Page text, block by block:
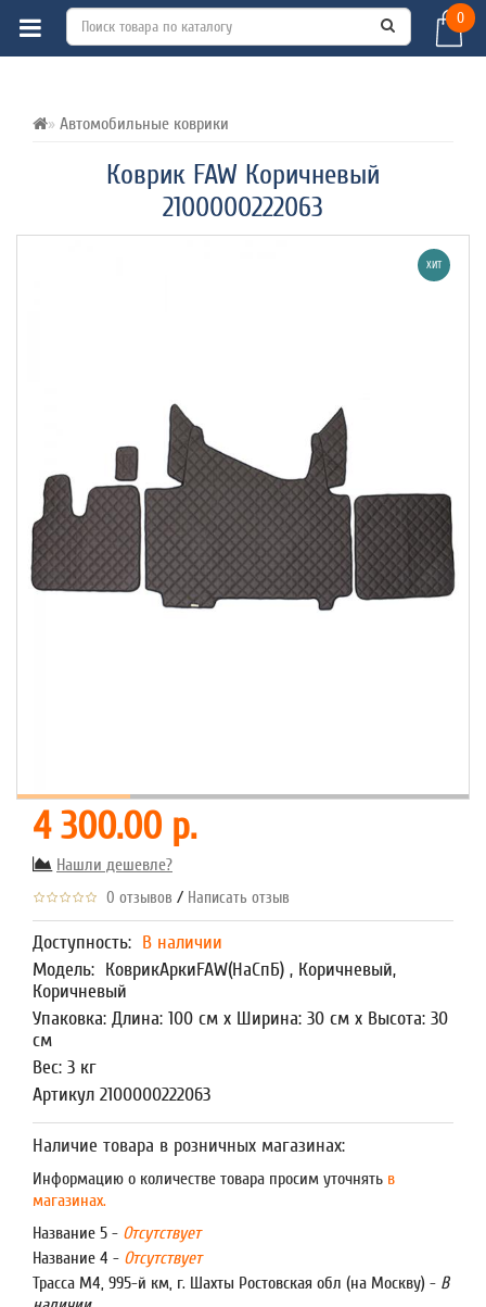
0
Автомобильные коврики
Коврик FAW Коричневый
2100000222063
ВСЕ О ТОВАРЕ ХАРАКТЕРИСТИКИ
ХИТ
4 300.00 р.
Нашли дешевле?
0 отзывов / Написать отзыв
Доступность: В наличии
Модель: КоврикАркиFAW(НаСпБ) , Коричневый,
Коричневый
Упаковка: Длина: 100 см x Ширина: 30 см x Высота: 30
см
Вес: 3 кг
Артикул 2100000222063
Наличие товара в розничных магазинах:
Информацию о количестве товара просим уточнять в
магазинах.
Название 5 - Отсутствует
Название 4 - Отсутствует
Трасса М4, 995-й км, г. Шахты Ростовская обл (на Москву) - В